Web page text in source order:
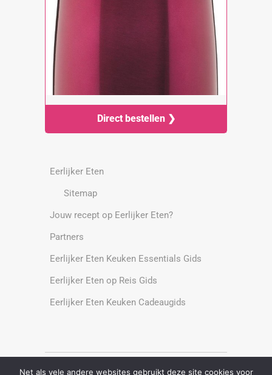
Direct bestellen ❯
Eerlijker Eten
Sitemap
Jouw recept op Eerlijker Eten?
Partners
Eerlijker Eten Keuken Essentials Gids
Eerlijker Eten op Reis Gids
Eerlijker Eten Keuken Cadeaugids
Net als vele andere websites gebruikt deze site cookies voor